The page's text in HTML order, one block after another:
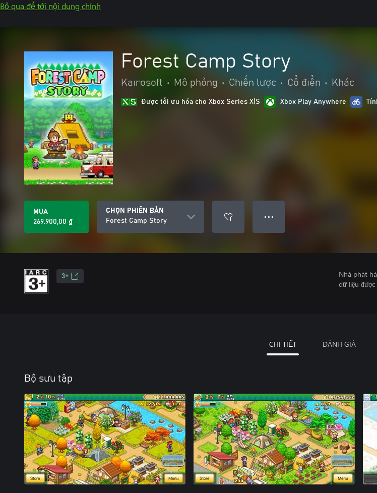
Bỏ qua để tới nội dung chính
Forest Camp Story
Kairosoft • Mô phỏng • Chiến lược • Cổ điển • Khác
Được tối ưu hóa cho Xbox Series X|S Xbox Play Anywhere
MUA
269.900,00 ₫
CHỌN PHIÊN BẢN
Forest Camp Story
● ● ●
3+
Nhà phát
dữ liệu
CHI TIẾT ĐÁNH GIÁ
Bộ sưu tập